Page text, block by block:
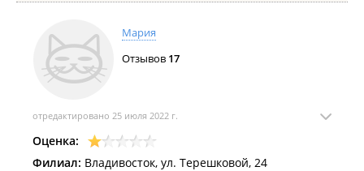
Мария
Отзывов 17
отредактировано 25 июля 2022 г.
Оценка:
Филиал: Владивосток, ул. Терешковой, 24